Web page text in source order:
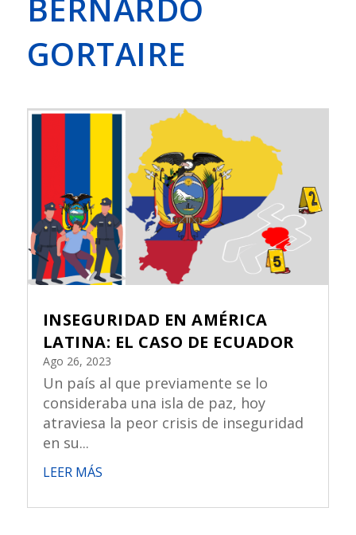
BERNARDO
GORTAIRE
INSEGURIDAD EN AMÉRICA
LATINA: EL CASO DE ECUADOR
Ago 26, 2023
Un país al que previamente se lo
consideraba una isla de paz, hoy
atraviesa la peor crisis de inseguridad
en su...
LEER MÁS